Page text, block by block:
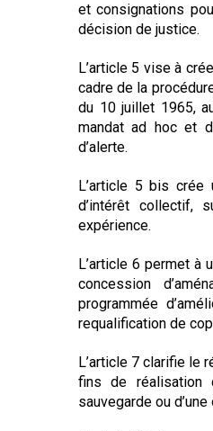
et consignations
décision de justice.
L’article 5 vise à
cadre de la
du 10 juillet 1965,
mandat ad hoc et
d’alerte.
L’article 5 bis crée
d’intérêt collectif,
expérience.
L’article 6 permet à
concession
programmée
requalification de
L’article 7 clarifie le
fins de réalisation
sauvegarde ou